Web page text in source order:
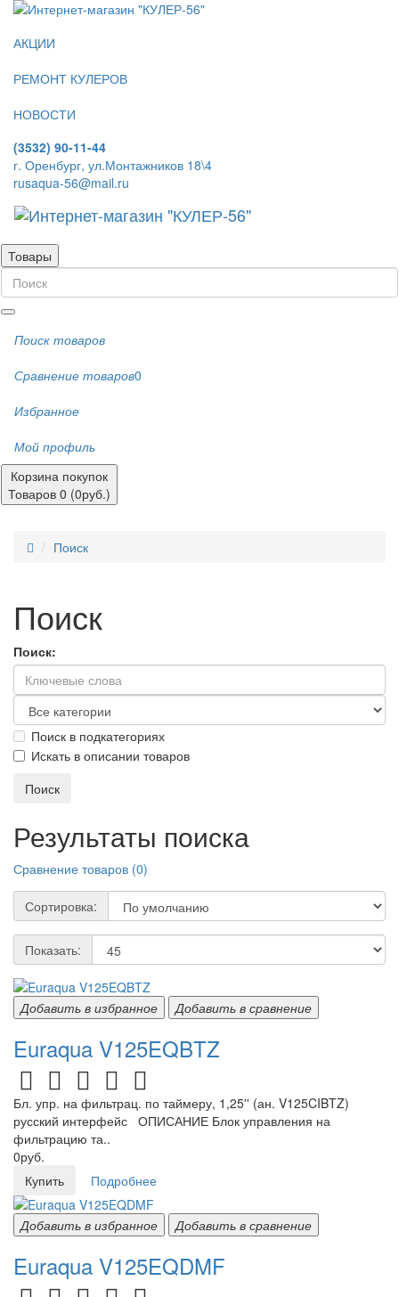
АКЦИИ
РЕМОНТ КУЛЕРОВ
НОВОСТИ
(3532) 90-11-44
г. Оренбург, ул.Монтажников 18\4
rusaqua-56@mail.ru
Товары
Поиск товаров
Сравнение товаров0
Избранное
Мой профиль
Корзина покупок
Товаров 0 (0руб.)
Поиск
Поиск
Поиск:
Поиск в подкатегориях
Искать в описании товаров
Результаты поиска
Сравнение товаров (0)
Сортировка:
Показать:
Добавить в избранное Добавить в сравнение
Euraqua V125EQBTZ
Бл. упр. на фильтрац. по таймеру, 1,25'' (ан. V125CIBTZ)
русский интерфейс ОПИСАНИЕ Блок управления на
фильтрацию та..
0руб.
Купить
Подробнее
Добавить в избранное Добавить в сравнение
Euraqua V125EQDMF